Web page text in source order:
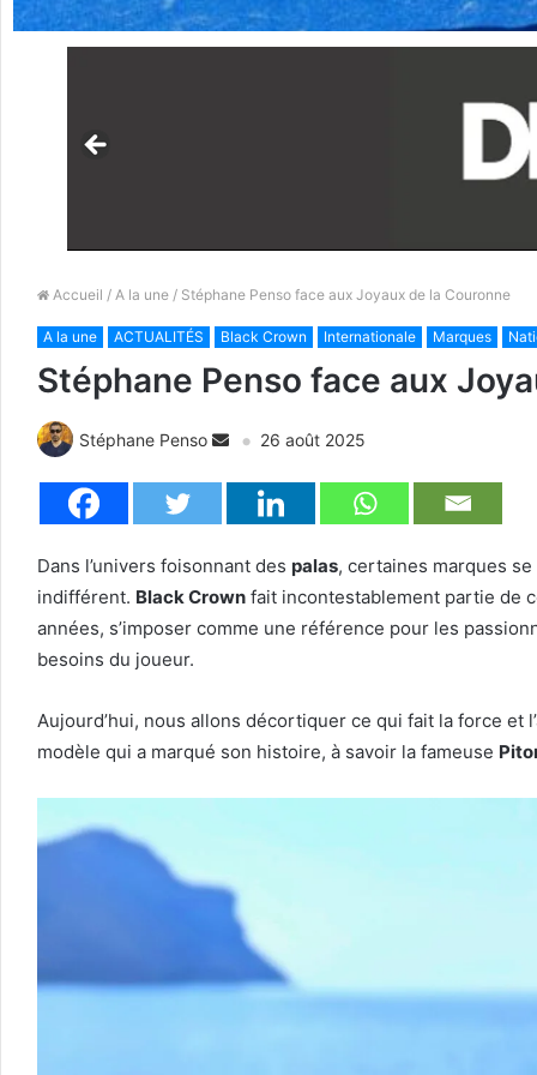
Accueil / A la une / Stéphane Penso face aux Joyaux de la Couronne
A la une ACTUALITÉS Black Crown Internationale Marques
Stéphane Penso face aux
Stéphane Penso 26 août 2025
Dans l’univers foisonnant des palas, certaines marques
indifférent. Black Crown fait incontestablement partie de
années, s’imposer comme une référence pour les
besoins du joueur.
Aujourd’hui, nous allons décortiquer ce qui fait la force et
modèle qui a marqué son histoire, à savoir la fameuse